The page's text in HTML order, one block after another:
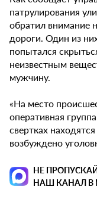
патрулирования
обратил внимание
дороги. Один из
попытался
неизвестным
мужчину.
«На место
оперативная
свертках
возбуждено
НЕ
НАШ КАНАЛ В